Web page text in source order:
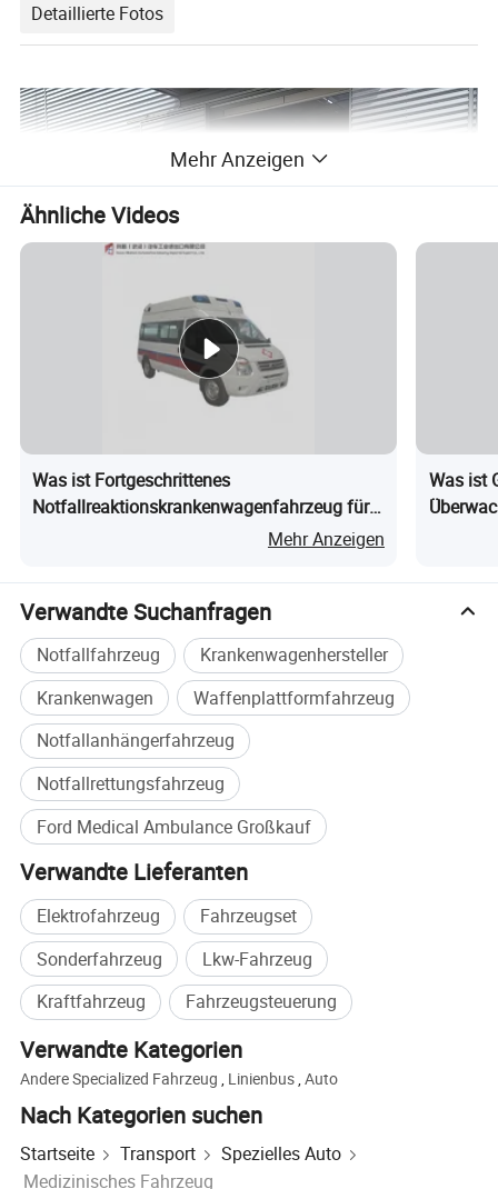
Detaillierte Fotos
Mehr Anzeigen
Ähnliche Videos
Was ist Fortgeschrittenes
Notfallreaktionskrankenwagenfahrzeug für
Mehr Anzeigen
Was ist
Verwandte Suchanfragen
Notfallfahrzeug
Krankenwagenhersteller
Krankenwagen
Waffenplattformfahrzeug
Notfallanhängerfahrzeug
Notfallrettungsfahrzeug
Ford Medical Ambulance Großkauf
Verwandte Lieferanten
Elektrofahrzeug
Fahrzeugset
Sonderfahrzeug
Lkw-Fahrzeug
Kraftfahrzeug
Fahrzeugsteuerung
Verwandte Kategorien
Andere Specialized Fahrzeug Linienbus ,Auto
Nach Kategorien suchen
Startseite Transport
Spezielles Auto
Medizinisches Fahrzeug